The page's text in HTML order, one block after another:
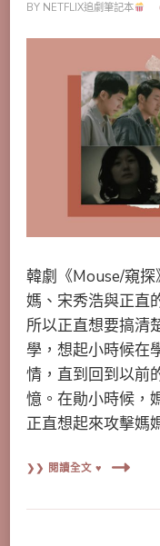
BY NETFLIX追劇筆記本
韓劇《Mouse/窺
媽、宋秀浩與正直
所以正直想要搞清
學，想起小時候在
情，直到回到以前
憶。在勛小時候，
正直想起來攻擊媽
❯❯ 閱讀全文 ♥